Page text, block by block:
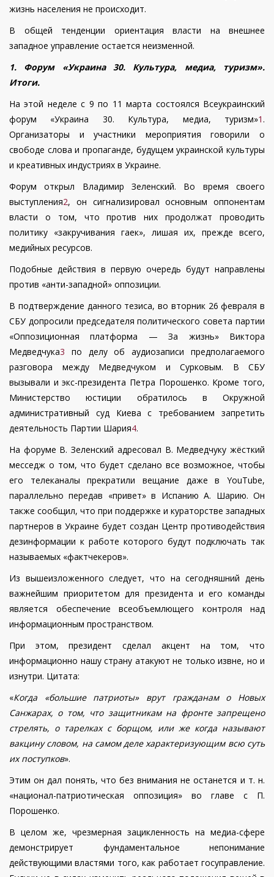
жизнь населения не происходит.
В общей тенденции ориентация власти на внешнее
западное управление остается неизменной.
1. Форум «Украина 30. Культура, медиа, туризм».
Итоги.
На этой неделе с 9 по 11 марта состоялся Всеукраинский
форум «Украина 30. Культура, медиа, туризм»1.
Организаторы и участники мероприятия говорили о
свободе слова и пропаганде, будущем украинской культуры
и креативных индустриях в Украине.
Форум открыл Владимир Зеленский. Во время своего
выступления2, он сигнализировал основным оппонентам
власти о том, что против них продолжат проводить
политику «закручивания гаек», лишая их, прежде всего,
медийных ресурсов.
Подобные действия в первую очередь будут направлены
против «анти-западной» оппозиции.
В подтверждение данного тезиса, во вторник 26 февраля в
СБУ допросили председателя политического совета партии
«Оппозиционная платформа — За жизнь» Виктора
Медведчука3 по делу об аудиозаписи предполагаемого
разговора между Медведчуком и Сурковым. В СБУ
вызывали и экс-президента Петра Порошенко. Кроме того,
Министерство юстиции обратилось в Окружной
административный суд Киева с требованием запретить
деятельность Партии Шария4.
На форуме В. Зеленский адресовал В. Медведчуку жёсткий
месседж о том, что будет сделано все возможное, чтобы
его телеканалы прекратили вещание даже в YouTube,
параллельно передав «привет» в Испанию А. Шарию. Он
также сообщил, что при поддержке и кураторстве западных
партнеров в Украине будет создан Центр противодействия
дезинформации к работе которого будут подключать так
называемых «фактчекеров».
Из вышеизложенного следует, что на сегодняшний день
важнейшим приоритетом для президента и его команды
является обеспечение всеобъемлющего контроля над
информационным пространством.
При этом, президент сделал акцент на том, что
информационно нашу страну атакуют не только извне, но и
изнутри. Цитата:
«Когда «большие патриоты» врут гражданам о Новых
Санжарах, о том, что защитникам на фронте запрещено
стрелять, о тарелках с борщом, или же когда называют
вакцину словом, на самом деле характеризующим всю суть
их поступков».
Этим он дал понять, что без внимания не останется и т. н.
«национал-патриотическая оппозиция» во главе с П.
Порошенко.
В целом же, чрезмерная зацикленность на медиа-сфере
демонстрирует фундаментальное непонимание
действующими властями того, как работает госуправление.